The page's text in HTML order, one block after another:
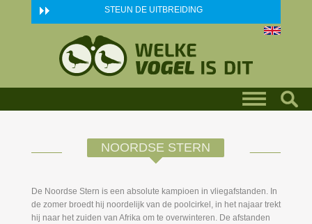
Skip to main content STEUN DE UITBREIDING
NOORDSE STERN
De Noordse Stern is een absolute kampioen in vliegafstanden. In
de zomer broedt hij noordelijk van de poolcirkel, in het najaar trekt
hij naar het zuiden van Afrika om te overwinteren. De afstanden